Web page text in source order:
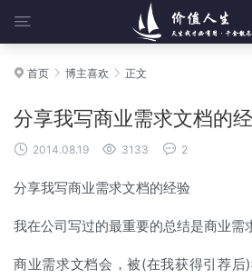

 首页  博主喜欢  正文
分享我写商业需求文档的
 2014.08.19  3133  2
分享我写商业需求文档的经验
我在公司写过的最重要的总结是商业需
商业需求文档会，被(在我获得引荐后